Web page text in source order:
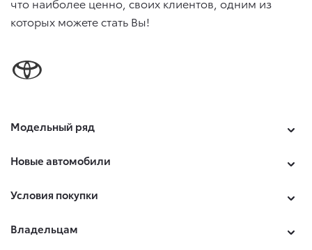
которых можете стать Вы!
Модельный ряд
Новые автомобили
Условия покупки
Владельцам